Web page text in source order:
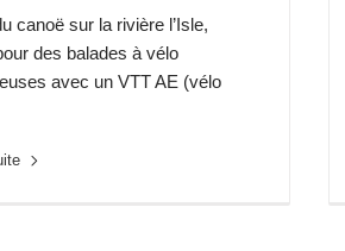
canoë sur la rivière l’Isle,
des balades à vélo
avec un VTT AE (vélo